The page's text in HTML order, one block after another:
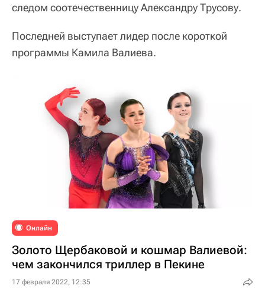
следом соотечественницу Александру Трусову.
Последней выступает лидер после короткой
программы Камила Валиева.
Онлайн
Золото Щербаковой и кошмар Валиевой:
чем закончился триллер в Пекине
17 февраля 2022, 12:35